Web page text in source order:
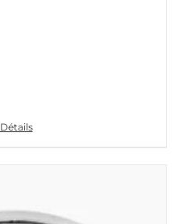
Détails